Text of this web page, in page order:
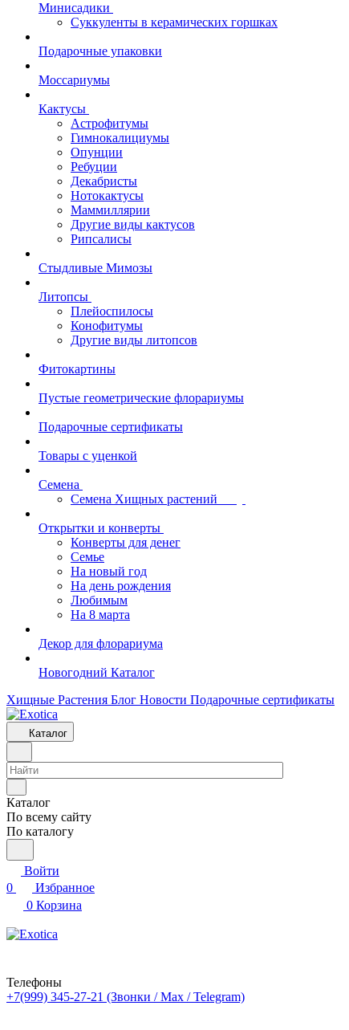
Минисадики
Суккуленты в керамических горшках
Подарочные упаковки
Моссариумы
Кактусы
Астрофитумы
Гимнокалициумы
Опунции
Ребуции
Декабристы
Нотокактусы
Маммиллярии
Другие виды кактусов
Рипсалисы
Стыдливые Мимозы
Литопсы
Плейоспилосы
Конофитумы
Другие виды литопсов
Фитокартины
Пустые геометрические флорариумы
Подарочные сертификаты
Товары с уценкой
Семена
Семена Хищных растений
Открытки и конверты
Конверты для денег
Семье
На новый год
На день рождения
Любимым
На 8 марта
Декор для флорариума
Новогодний Каталог
Хищные Растения Блог Новости Подарочные сертификаты
Каталог
Каталог
По всему сайту
По каталогу
Войти
0
Избранное
0 Корзина
Телефоны
+7(999) 345-27-21 (Звонки / Max / Telegram)